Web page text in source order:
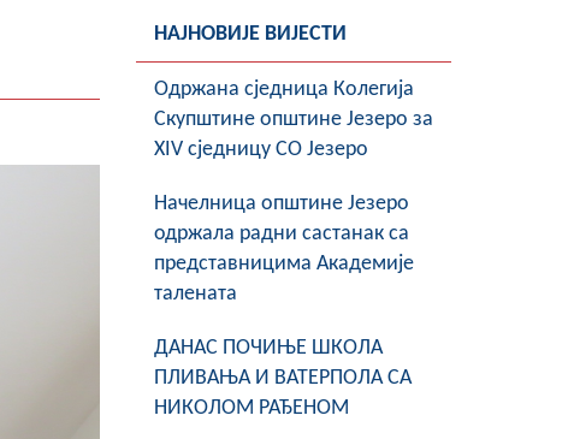
НАЈНОВИЈЕ ВИЈЕСТИ
Oдржана сједница Колегија
Скупштине општине Језеро за
XIV сједницу СО Језеро
Начелница општине Језеро
одржала радни састанак са
представницима Академије
талената
ДАНАС ПОЧИЊЕ ШКОЛА
ПЛИВАЊА И ВАТЕРПОЛА СА
НИКОЛОМ РАЂЕНОМ